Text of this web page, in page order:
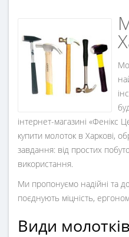
інтернет-магазині «Фенікс
купити молоток в Харкові,
завдання: від простих
використання.
Ми пропонуємо надійні та
поєднують міцність,
Види молотків